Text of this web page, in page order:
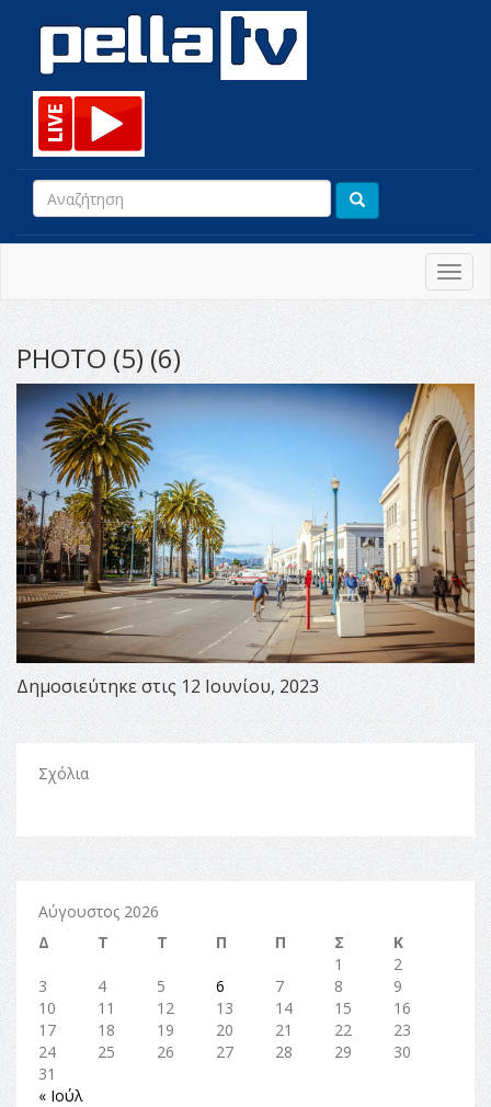
PHOTO (5) (6)
Δημοσιεύτηκε στις 12 Ιουνίου, 2023
Σχόλια
Αύγουστος 2026
Δ
Τ Τ Π Π Σ
Κ
1
2
3
4 5 6 7 8
9
10
11 12 13 14 15
16
17
18 19 20 21 22
23
24
25 26 27 28 29
30
31
« Ιούλ